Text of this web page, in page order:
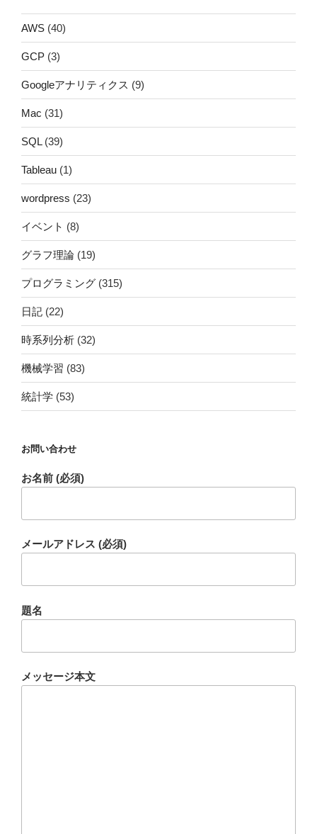
AWS (40)
GCP (3)
Googleアナリティクス (9)
Mac (31)
SQL(39)
Tableau (1)
wordpress (23)
イベント (8)
グラフ理論 (19)
プログラミング (315)
日記 (22)
時系列分析 (32)
機械学習 (83)
統計学 (53)
お問い合わせ
お名前 (必須)
メールアドレス (必須)
題名
メッセージ本文